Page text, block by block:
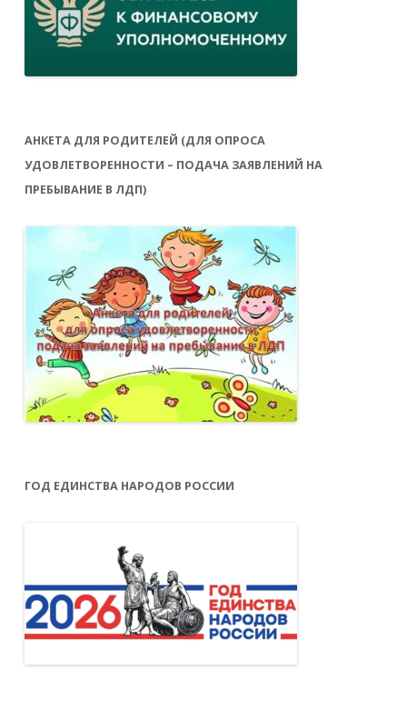
АНКЕТА ДЛЯ РОДИТЕЛЕЙ (ДЛЯ ОПРОСА
УДОВЛЕТВОРЕННОСТИ – ПОДАЧА ЗАЯВЛЕНИЙ НА
ПРЕБЫВАНИЕ В ЛДП)
ГОД ЕДИНСТВА НАРОДОВ РОССИИ